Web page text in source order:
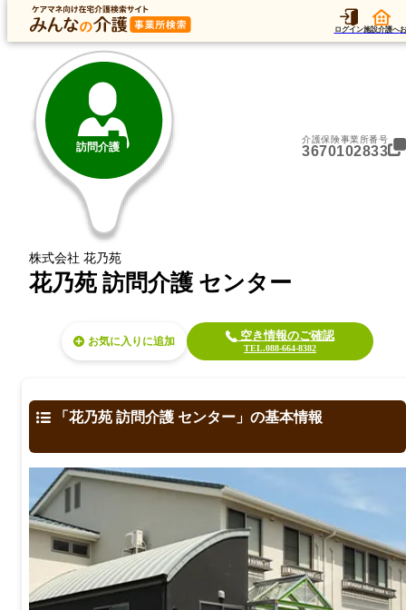
ログイン施設介護へ
トップ データ
トップ 徳島県 徳島市 訪問介護 花乃苑 訪問介護 センター
訪問介護
株式会社 花乃苑
介護保険事業所番号
3670102833
花乃苑 訪問介護 センター
お気に入り 空き情報のご確認
TEL.088-664-8382
「花乃苑 訪問介護 センター」の基本情報